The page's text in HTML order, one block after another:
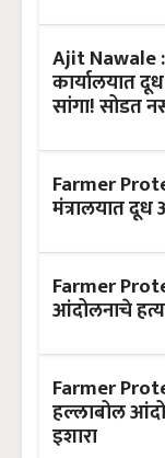
Ajit Nawale :
कार्यालयात
सांगा! सोडत
Farmer Protest: सरकारने दखल
मंत्रालयात
Farmer
आंदोलनाचे
Farmer
हल्लाबोल
इशारा